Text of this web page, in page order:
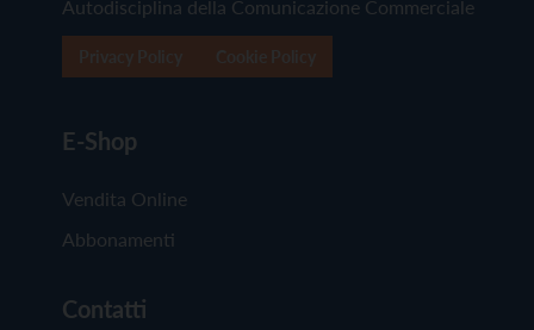
Autodisciplina della Comunicazione Commerciale
E-Shop
Vendita Online
Abbonamenti
Contatti